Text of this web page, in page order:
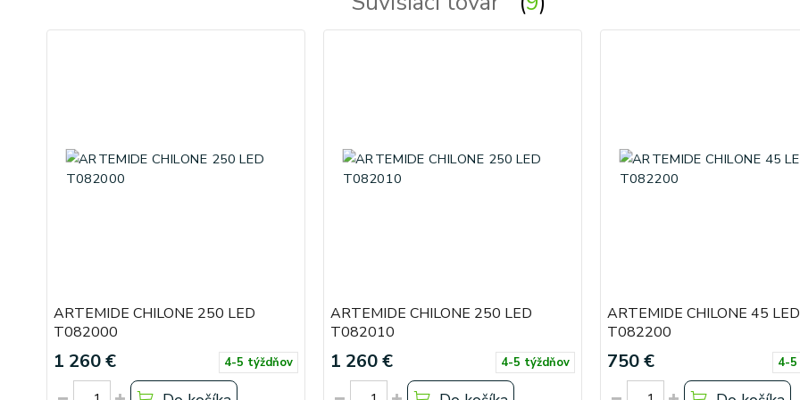
ARTEMIDE CHILONE 250 LED
T082000
1 260 € 4-5 týždňov
ARTEMIDE CHILONE 250 LED
T082010
1 260 € 4-5 týždňov
ARTEMIDE CHILONE 45 LED
T082200
750 € 4-